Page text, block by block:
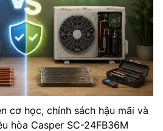
cơ học, chính sách hậu mãi và
hòa Casper SC-24FB36M